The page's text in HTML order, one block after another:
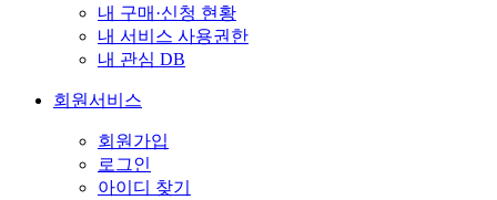
내 구매·신청 현황
내 서비스 사용권한
내 관심 DB
회원서비스
회원가입
로그인
아이디 찾기